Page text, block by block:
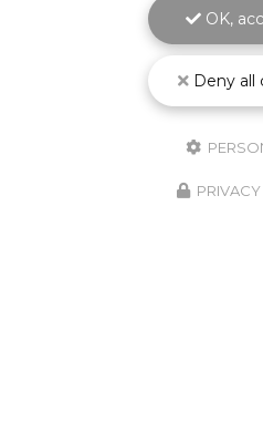
OK,
Deny all